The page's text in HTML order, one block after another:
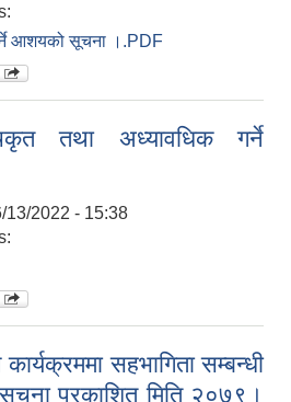
आशयको सूचना ।.PDF
तथा अध्यावधिक गर्ने
13/2022 - 15:38
सहभागिता सम्बन्धी
प्रकाशित मिति २०७९।